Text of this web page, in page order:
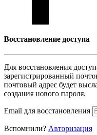
Восcтановление доступа
Для восcтановления
зарегистрированный
почтовый адрес будет
создания нового пароля.
Email для восcтановления
Вспомнили? Авторизация